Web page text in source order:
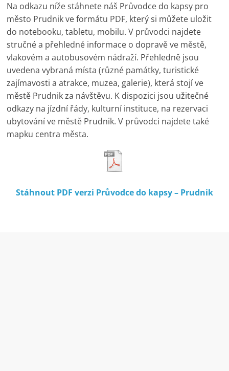
online
i
zdarma
ke
stažení
Na odkazu níže stáhnete náš Průvodce do kapsy pro
město Prudnik ve formátu PDF, který si můžete uložit
do notebooku, tabletu, mobilu. V průvodci najdete
stručné a přehledné informace o dopravě ve městě,
vlakovém a autobusovém nádraží. Přehledně jsou
uvedena vybraná místa (různé památky, turistické
zajímavosti a atrakce, muzea, galerie), která stojí ve
městě Prudnik za návštěvu. K dispozici jsou užitečné
odkazy na jízdní řády, kulturní instituce, na rezervaci
ubytování ve městě Prudnik. V průvodci najdete také
mapku centra města.
Stáhnout PDF verzi Průvodce do kapsy – Prudnik